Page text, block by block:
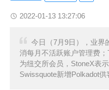
2022-01-13 13:27:06
今日（7月9日），业界
消每月不活跃账户管理费
为纽交所会员，StoneX表
Swissquote新增Polkadot供